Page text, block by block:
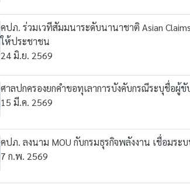
คปภ. ร่วมเวทีสัมมนาระดับนานาชาติ Asian
ให้ประชาชน
24 มิ.ย. 2569
ศาลปกครองยกคำขอทุเลาการบังคับกรณีระบุชื่อ
15 มี.ค. 2569
คปภ. ลงนาม MOU กับกรมธุรกิจพลังงาน เชื่อมร
7 ก.พ. 2569